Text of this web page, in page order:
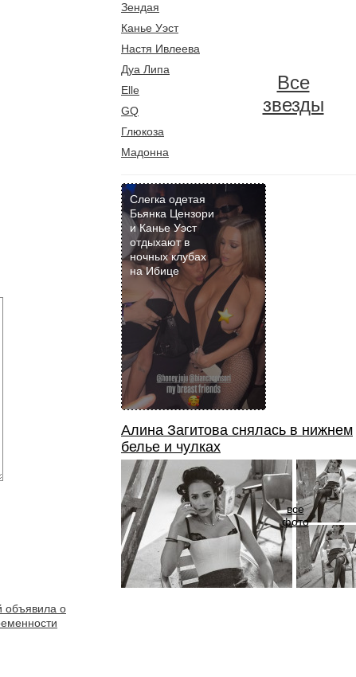
объявила о
Зендая
Канье Уэст
Настя Ивлеева
Дуа Липа
Elle
GQ
Глюкоза
Мадонна
Все
звезды
Слегка одетая
Бьянка Цензори
и Канье Уэст
отдыхают в
ночных клубах
на Ибице
Алина Загитова снялась в нижнем
белье и чулках
все
фото